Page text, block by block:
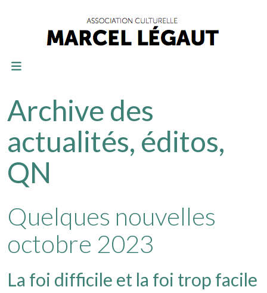
Archive des
actualités, éditos,
QN
Quelques nouvelles
octobre 2023
La foi difficile et la foi trop facile